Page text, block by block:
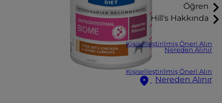
Öğren
Hill's Hakkında
Kişiselleştirilmiş Öneri Alın
Nereden Alınır
Kişiselleştirilmiş Öneri Alın
Nereden Alınır